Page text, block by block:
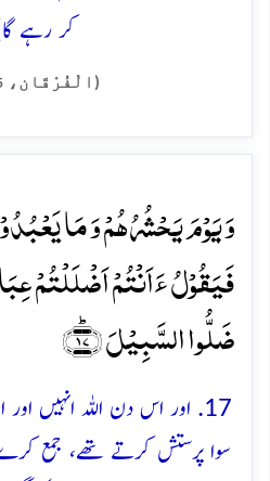
کر رہے
(الْفُرْقَان،
وَ یَوۡمَ یَحۡشُرُہُمۡ وَ مَا
فَیَقُوۡلُ ءَاَنۡتُمۡ اَضۡلَلۡتُمۡ
ضَلُّوا السَّبِیۡلَ ﴿ؕ۱۷﴾
17. اور اس دن اللہ انہیں
سوا پرستش کرتے تھے، جمع کرے